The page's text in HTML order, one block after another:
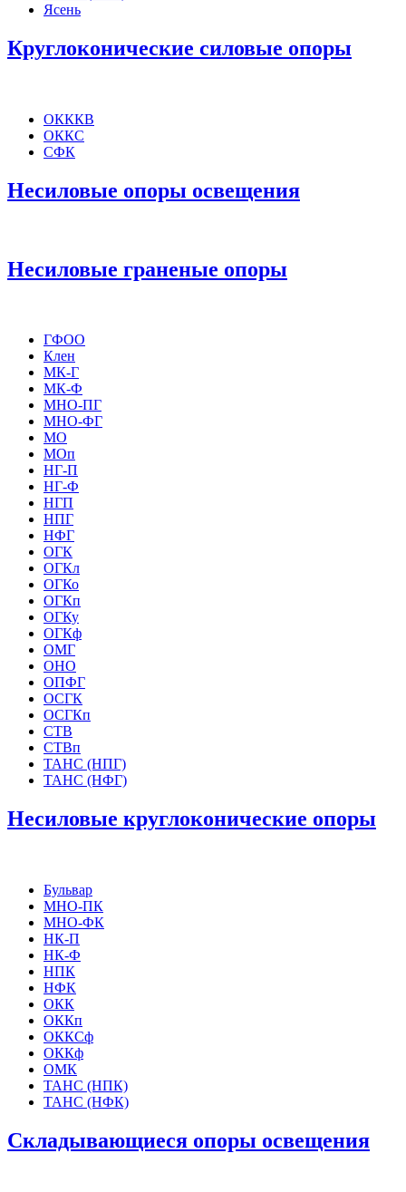
Ясень
Круглоконические силовые опоры
ОКККВ
ОККС
СФК
Несиловые опоры освещения
Несиловые граненые опоры
ГФОО
Клен
МК-Г
МК-Ф
МНО-ПГ
МНО-ФГ
МО
МОп
НГ-П
НГ-Ф
НГП
НПГ
НФГ
ОГК
ОГКл
ОГКо
ОГКп
ОГКу
ОГКф
ОМГ
ОНО
ОПФГ
ОСГК
ОСГКп
СТВ
СТВп
ТАНС (НПГ)
ТАНС (НФГ)
Несиловые круглоконические опоры
Бульвар
МНО-ПК
МНО-ФК
НК-П
НК-Ф
НПК
НФК
ОКК
ОККп
ОККСф
ОККф
ОМК
ТАНС (НПК)
ТАНС (НФК)
Складывающиеся опоры освещения